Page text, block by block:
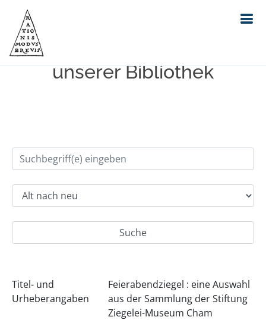
Einfache Suche im Bestand
unserer Bibliothek
Titel- und
Urheberangaben
Feierabendziegel : eine Auswahl
aus der Sammlung der Stiftung
Ziegelei-Museum Cham